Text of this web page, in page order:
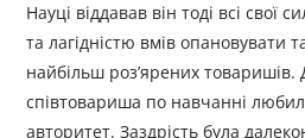
Науці віддавав він тоді всі свої
та лагідністю вмів опановувати
найбільш роз’ярених товаришів.
співтовариша по навчанні
авторитет. Заздрість була